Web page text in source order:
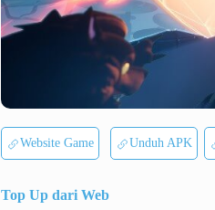
Website Game Unduh APK
Top Up dari Web